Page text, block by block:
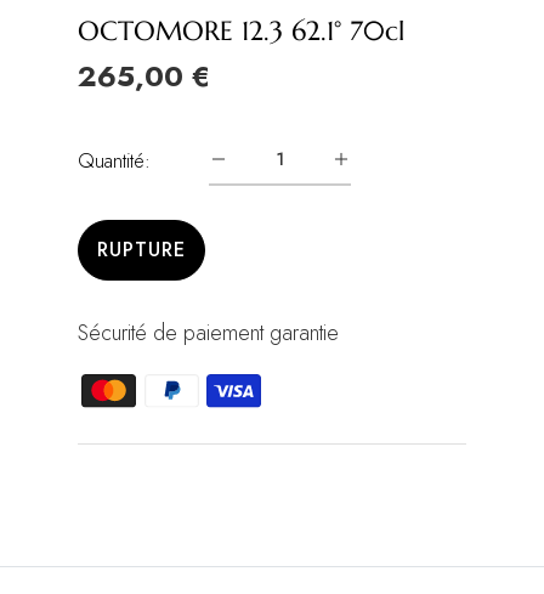
OCTOMORE 12.3 62.1° 70cl
265,00 €
Quantité:
RUPTURE
Sécurité de paiement garantie